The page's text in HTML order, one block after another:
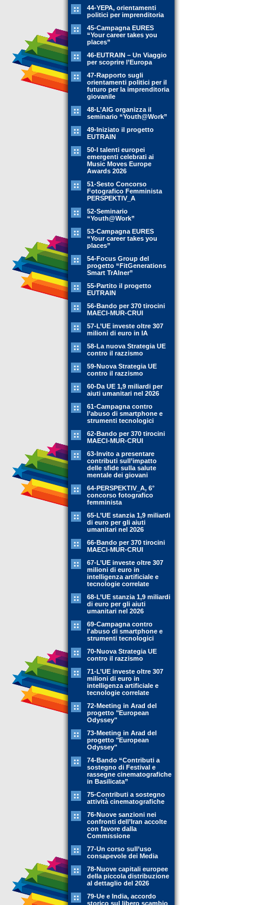
44-YEPA, orientamenti
politici per imprenditoria
45-Campagna EURES
“Your career takes you
places”
46-EUTRAIN – Un Viaggio
per scoprire l’Europa
47-Rapporto sugli
orientamenti politici per il
futuro per la imprenditoria
giovanile
48-L’AIG organizza il
seminario “Youth@Work”
49-Iniziato il progetto
EUTRAIN
50-I talenti europei
emergenti celebrati ai
Music Moves Europe
Awards 2026
51-Sesto Concorso
Fotografico Femminista
PERSPEKTIV_A
52-Seminario
“Youth@Work”
53-Campagna EURES
“Your career takes you
places”
54-Focus Group del
progetto “FitGenerations
Smart TrAIner”
55-Partito il progetto
EUTRAIN
56-Bando per 370 tirocini
MAECI-MUR-CRUI
57-L’UE investe oltre 307
milioni di euro in IA
58-La nuova Strategia UE
contro il razzismo
59-Nuova Strategia UE
contro il razzismo
60-Da UE 1,9 miliardi per
aiuti umanitari nel 2026
61-Campagna contro
l’abuso di smartphone e
strumenti tecnologici
62-Bando per 370 tirocini
MAECI-MUR-CRUI
63-Invito a presentare
contributi sull’impatto
delle sfide sulla salute
mentale dei giovani
64-PERSPEKTIV_A, 6°
concorso fotografico
femminista
65-L’UE stanzia 1,9 miliardi
di euro per gli aiuti
umanitari nel 2026
66-Bando per 370 tirocini
MAECI-MUR-CRUI
67-L’UE investe oltre 307
milioni di euro in
intelligenza artificiale e
tecnologie correlate
68-L’UE stanzia 1,9 miliardi
di euro per gli aiuti
umanitari nel 2026
69-Campagna contro
l'abuso di smartphone e
strumenti tecnologici
70-Nuova Strategia UE
contro il razzismo
71-L’UE investe oltre 307
milioni di euro in
intelligenza artificiale e
tecnologie correlate
72-Meeting in Arad del
progetto "European
Odyssey"
73-Meeting in Arad del
progetto "European
Odyssey"
74-Bando “Contributi a
sostegno di Festival e
rassegne cinematografiche
in Basilicata”
75-Contributi a sostegno
attività cinematografiche
76-Nuove sanzioni nei
confronti dell’Iran accolte
con favore dalla
Commissione
77-Un corso sull’uso
consapevole dei Media
78-Nuove capitali europee
della piccola distribuzione
al dettaglio del 2026
79-Ue e India, accordo
storico sul libero scambio